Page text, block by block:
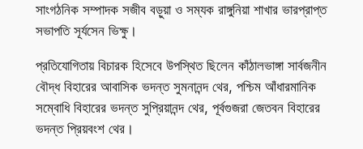
সাংগঠনিক সম্পাদক সজীব বড়ুয়া ও সম্যক রাঙ্গুনিয়া শাখার ভারপ্রাপ্ত
সভাপতি সূর্যসেন ভিক্ষু।
প্রতিযোগিতায় বিচারক হিসেবে উপস্থিত ছিলেন কাঁঠালভাঙ্গা সার্বজনীন
বৌদ্ধ বিহারের আবাসিক ভদন্ত সুমনানন্দ থের, পশ্চিম আঁধারমানিক
সম্বোধি বিহারের ভদন্ত সুপ্রিয়ানন্দ থের, পূর্বগুজরা জেতবন বিহারের
ভদন্ত প্রিয়বংশ থের।